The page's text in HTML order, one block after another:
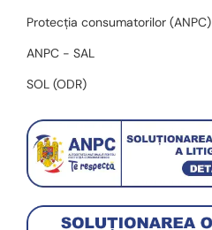
Protecția consumatorilor (ANPC)
ANPC - SAL
SOL (ODR)